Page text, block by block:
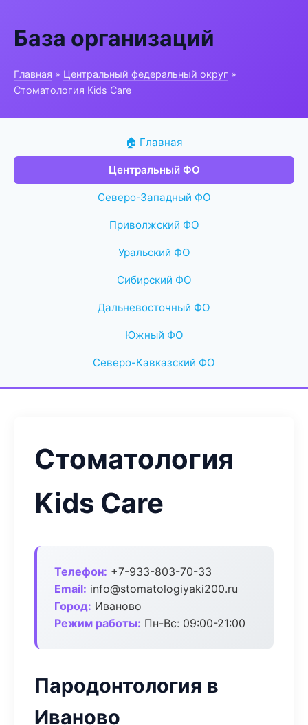
База организаций
Главная » Центральный федеральный округ »
Стоматология Kids Care
🏠 Главная
Центральный ФО
Северо-Западный ФО
Приволжский ФО
Уральский ФО
Сибирский ФО
Дальневосточный ФО
Южный ФО
Северо-Кавказский ФО
Стоматология
Kids Care
Телефон: +7-933-803-70-33
Email: info@stomatologiyaki200.ru
Город: Иваново
Режим работы: Пн-Вс: 09:00-21:00
Пародонтология в
Иваново